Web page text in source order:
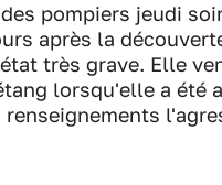
pompiers jeudi
après la
très grave. Elle
lorsqu'elle a été